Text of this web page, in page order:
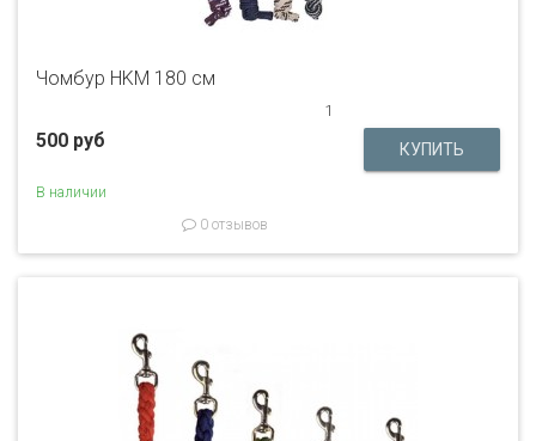
Чомбур HKM 180 см
1
500 руб
В наличии
0 отзывов